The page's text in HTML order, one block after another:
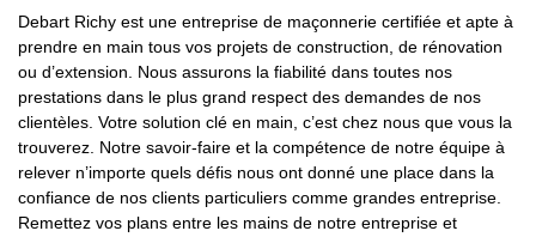
Debart Richy est une entreprise de maçonnerie certifiée et apte à
prendre en main tous vos projets de construction, de rénovation
ou d’extension. Nous assurons la fiabilité dans toutes nos
prestations dans le plus grand respect des demandes de nos
clientèles. Votre solution clé en main, c’est chez nous que vous la
trouverez. Notre savoir-faire et la compétence de notre équipe à
relever n’importe quels défis nous ont donné une place dans la
confiance de nos clients particuliers comme grandes entreprise.
Remettez vos plans entre les mains de notre entreprise et